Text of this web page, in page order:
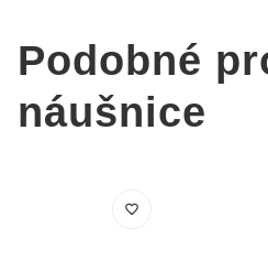
Podobné
náušnice